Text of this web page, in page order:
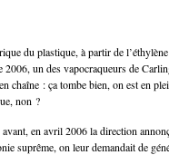
du plastique, à partir de
2006, un des vapocraqueurs de
chaîne : ça tombe bien, on est en
non ?
en avril 2006 la direction
suprême, on leur demandait de